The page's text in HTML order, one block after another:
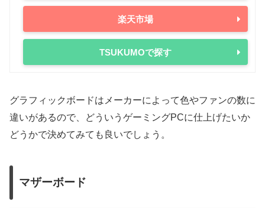
楽天市場
TSUKUMOで探す
グラフィックボードはメーカーによって色やファンの数に
違いがあるので、どういうゲーミングPCに仕上げたいか
どうかで決めてみても良いでしょう。
マザーボード